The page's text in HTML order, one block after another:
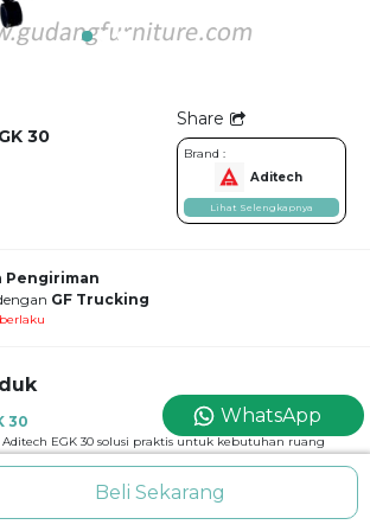
30
Share
Brand :
Aditech
Lihat Selengkapnya
Pengiriman
GF Trucking
30
EGK 30 solusi praktis untuk kebutuhan ruang
Dirancang dengan sistem lipat yang mudah
dibuka saat dibutuhkan dan dilipat kembali untuk
meja yang luas dan kokoh sangat cocok untuk
pelatihan, seminar, meeting, hingga pekerjaan harian
Beli Sekarang
WhatsApp